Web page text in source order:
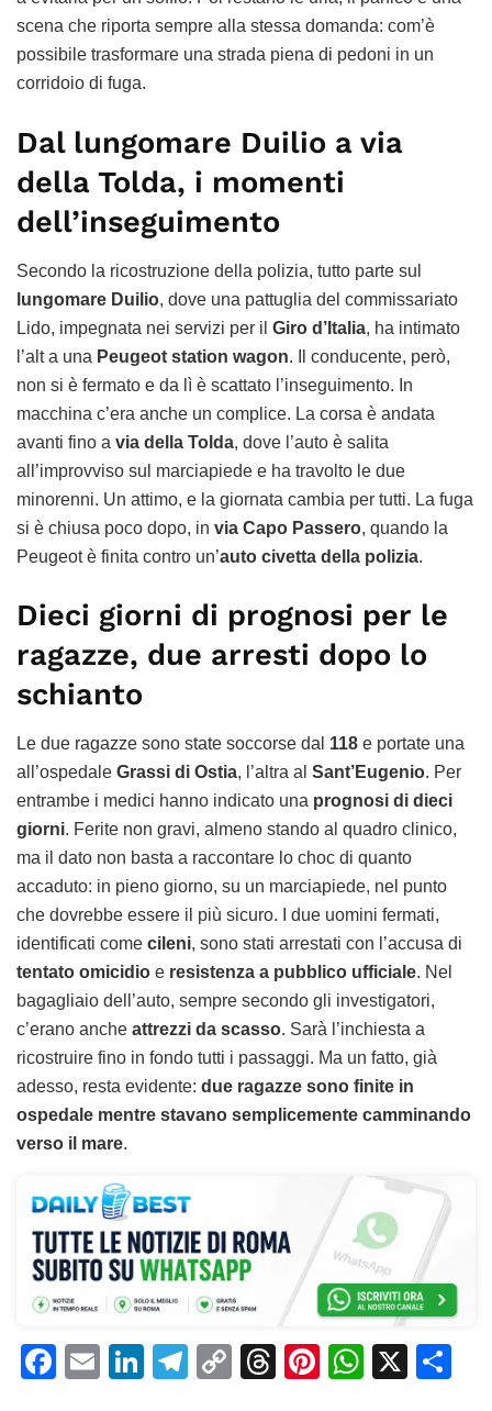
scena che riporta sempre alla stessa domanda: com’è
possibile trasformare una strada piena di pedoni in un
corridoio di fuga.
Dal lungomare Duilio a via
della Tolda, i momenti
dell’inseguimento
Secondo la ricostruzione della polizia, tutto parte sul
lungomare Duilio, dove una pattuglia del commissariato
Lido, impegnata nei servizi per il Giro d’Italia, ha intimato
l’alt a una Peugeot station wagon. Il conducente, però,
non si è fermato e da lì è scattato l’inseguimento. In
macchina c’era anche un complice. La corsa è andata
avanti fino a via della Tolda, dove l’auto è salita
all’improvviso sul marciapiede e ha travolto le due
minorenni. Un attimo, e la giornata cambia per tutti. La fuga
si è chiusa poco dopo, in via Capo Passero, quando la
Peugeot è finita contro un’auto civetta della polizia.
Dieci giorni di prognosi per le
ragazze, due arresti dopo lo
schianto
Le due ragazze sono state soccorse dal 118 e portate una
all’ospedale Grassi di Ostia, l’altra al Sant’Eugenio. Per
entrambe i medici hanno indicato una prognosi di dieci
giorni. Ferite non gravi, almeno stando al quadro clinico,
ma il dato non basta a raccontare lo choc di quanto
accaduto: in pieno giorno, su un marciapiede, nel punto
che dovrebbe essere il più sicuro. I due uomini fermati,
identificati come cileni, sono stati arrestati con l’accusa di
tentato omicidio e resistenza a pubblico ufficiale. Nel
bagagliaio dell’auto, sempre secondo gli investigatori,
c’erano anche attrezzi da scasso. Sarà l’inchiesta a
ricostruire fino in fondo tutti i passaggi. Ma un fatto, già
adesso, resta evidente: due ragazze sono finite in
ospedale mentre stavano semplicemente camminando
verso il mare.
F
E
Li T
C
T
Pi W X